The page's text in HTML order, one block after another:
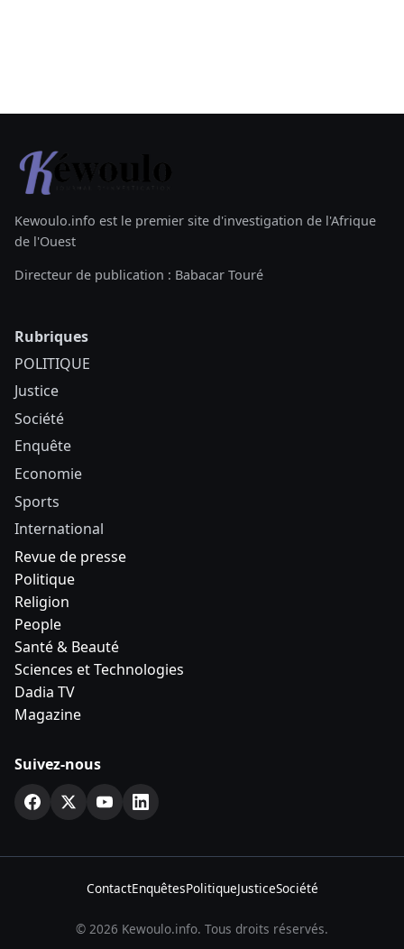
Kewoulo.info est le premier site d'investigation de l'Afrique
de l'Ouest
Directeur de publication : Babacar Touré
Rubriques
POLITIQUE
Justice
Société
Enquête
Economie
Sports
International
Revue de presse
Politique
Religion
People
Santé & Beauté
Sciences et Technologies
Dadia TV
Magazine
Suivez-nous
ContactEnquêtesPolitiqueJusticeSociété
© 2026 Kewoulo.info. Tous droits réservés.